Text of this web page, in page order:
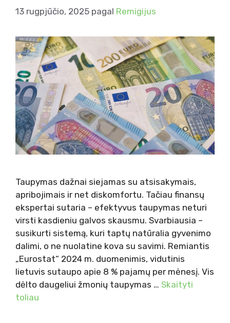
13 rugpjūčio, 2025 pagal Remigijus
Taupymas dažnai siejamas su atsisakymais,
apribojimais ir net diskomfortu. Tačiau finansų
ekspertai sutaria – efektyvus taupymas neturi
virsti kasdieniu galvos skausmu. Svarbiausia –
susikurti sistemą, kuri taptų natūralia gyvenimo
dalimi, o ne nuolatine kova su savimi. Remiantis
„Eurostat“ 2024 m. duomenimis, vidutinis
lietuvis sutaupo apie 8 % pajamų per mėnesį. Vis
dėlto daugeliui žmonių taupymas … Skaityti
toliau